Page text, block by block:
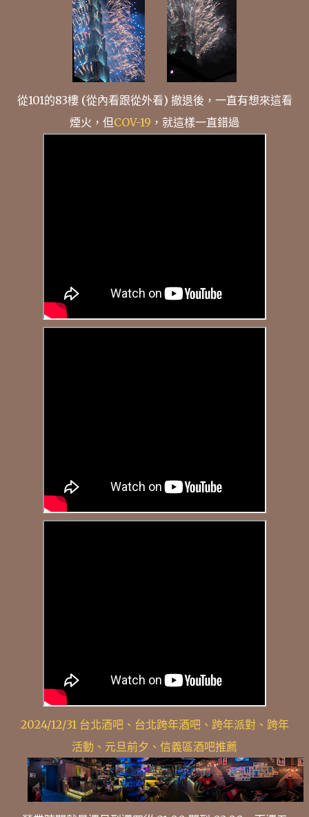
從101的83樓 (從內看跟從外看) 撤退後，一直有想來這看
煙火，但COV-19 ，就這樣一直錯過
2024/12/31 台北酒吧、台北跨年酒吧、跨年派對、跨年
活動、元旦前夕、信義區酒吧推薦